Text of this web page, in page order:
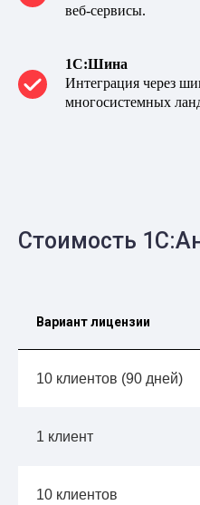
веб-сервисы.
1С:Шина
Интеграция через
многосистемных
Стоимость
Вариант лицензии
10 клиентов (90 дней)
1 клиент
10 клиентов